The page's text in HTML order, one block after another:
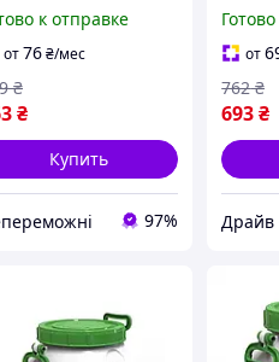
крышка
1734|
к отправке
от76₴/мес
₴
₴
Купить
97%
1734-
от
693₴
762 ₴
Драйв